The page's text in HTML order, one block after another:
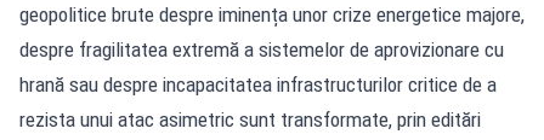
geopolitice brute despre iminența unor crize energetice majore,
despre fragilitatea extremă a sistemelor de aprovizionare cu
hrană sau despre incapacitatea infrastructurilor critice de a
rezista unui atac asimetric sunt transformate, prin editări